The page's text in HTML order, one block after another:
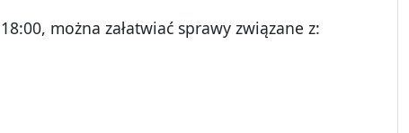
można załatwiać sprawy związane z: